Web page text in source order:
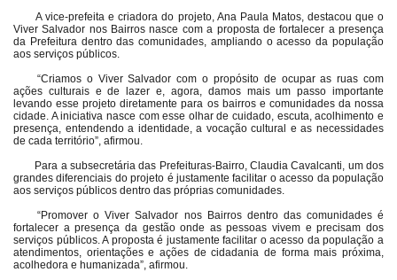
A vice-prefeita e criadora do projeto, Ana Paula Matos, destacou que o
Viver Salvador nos Bairros nasce com a proposta de fortalecer a presença
da Prefeitura dentro das comunidades, ampliando o acesso da população
aos serviços públicos.
“Criamos o Viver Salvador com o propósito de ocupar as ruas com
ações culturais e de lazer e, agora, damos mais um passo importante
levando esse projeto diretamente para os bairros e comunidades da nossa
cidade. A iniciativa nasce com esse olhar de cuidado, escuta, acolhimento e
presença, entendendo a identidade, a vocação cultural e as necessidades
de cada território”, afirmou.
Para a subsecretária das Prefeituras-Bairro, Claudia Cavalcanti, um dos
grandes diferenciais do projeto é justamente facilitar o acesso da população
aos serviços públicos dentro das próprias comunidades.
“Promover o Viver Salvador nos Bairros dentro das comunidades é
fortalecer a presença da gestão onde as pessoas vivem e precisam dos
serviços públicos. A proposta é justamente facilitar o acesso da população a
atendimentos, orientações e ações de cidadania de forma mais próxima,
acolhedora e humanizada”, afirmou.